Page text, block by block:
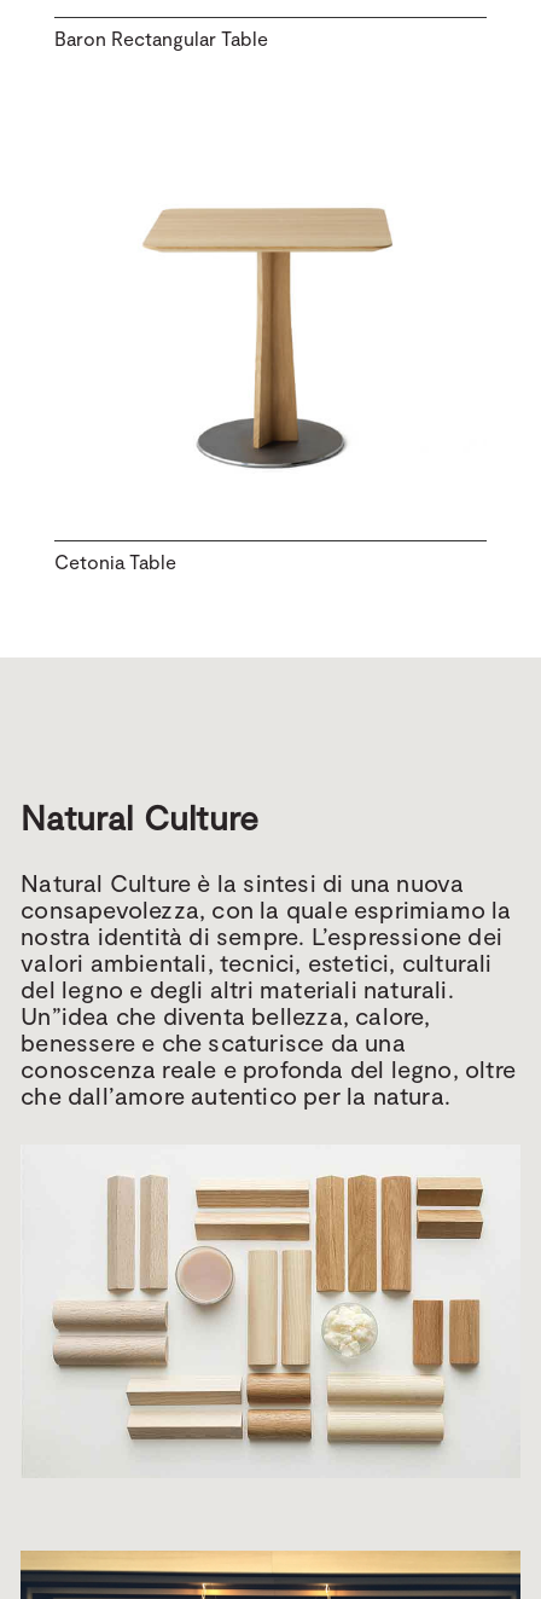
Baron Rectangular Table
Cetonia Table
Natural Culture
Natural Culture è la sintesi di una nuova
consapevolezza, con la quale esprimiamo la
nostra identità di sempre. L’espressione dei
valori ambientali, tecnici, estetici, culturali
del legno e degli altri materiali naturali.
Un”idea che diventa bellezza, calore,
benessere e che scaturisce da una
conoscenza reale e profonda del legno, oltre
che dall’amore autentico per la natura.